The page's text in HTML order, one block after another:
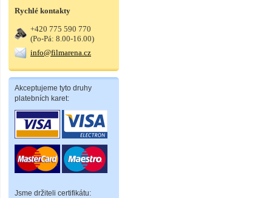
Rychlé kontakty
+420 775 590 770
(Po-Pá: 8.00-16.00)
info@filmarena.cz
Akceptujeme tyto druhy
platebních karet:
Jsme držiteli certifikátu: